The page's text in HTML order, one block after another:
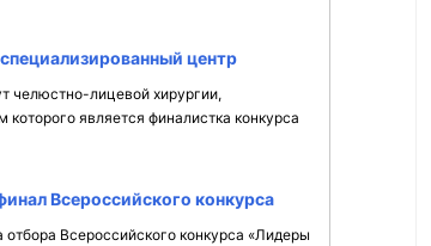
центр
челюстно-лицевой хирургии,
является финалистка конкурса
Всероссийского конкурса
Всероссийского конкурса «Лидеры